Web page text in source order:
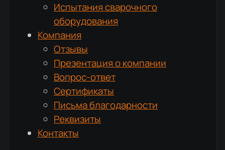
Испытания сварочного
оборудования
Компания
Отзывы
Презентация о компании
Вопрос-ответ
Сертификаты
Письма благодарности
Реквизиты
Контакты